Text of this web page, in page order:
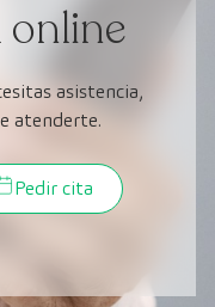
online
asistencia,
atenderte.
Pedir cita